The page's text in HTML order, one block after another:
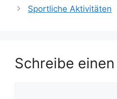
Sportliche Aktivitäten
Schreibe